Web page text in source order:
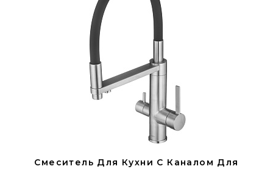
Смеситель Для Кухни С Каналом Для